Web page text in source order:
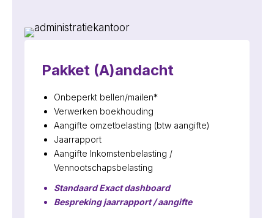
Pakket (A)andacht
Onbeperkt bellen/mailen*
Verwerken boekhouding
Aangifte omzetbelasting (btw aangifte)
Jaarrapport
Aangifte Inkomstenbelasting /
Vennootschapsbelasting
Standaard Exact dashboard
Bespreking jaarrapport / aangifte